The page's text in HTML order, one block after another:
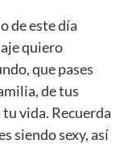
de este día
quiero
que pases
de tus
vida. Recuerda
siendo sexy, así